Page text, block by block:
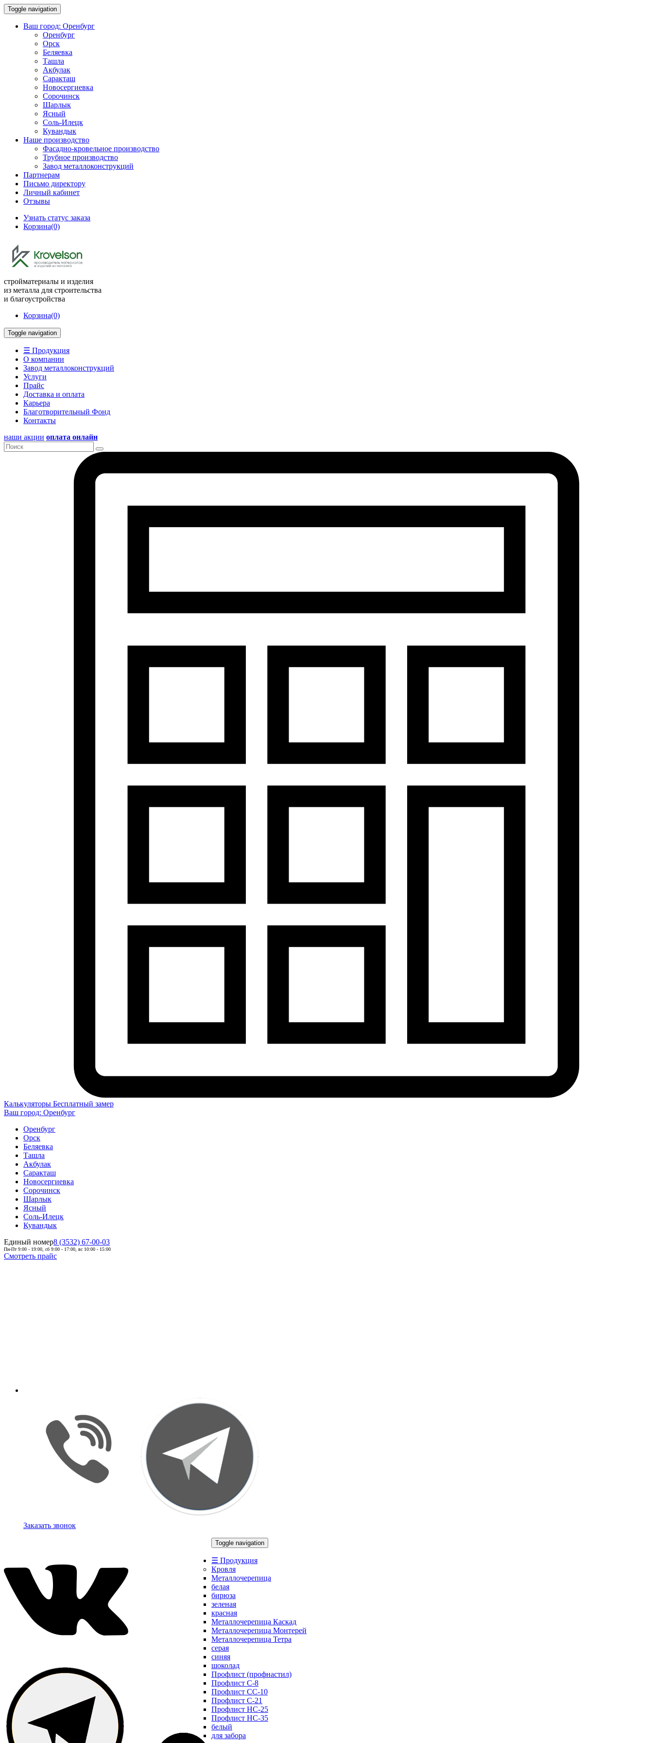
Toggle navigation
Ваш город: Оренбург
Оренбург
Орск
Беляевка
Ташла
Акбулак
Саракташ
Новосергиевка
Сорочинск
Шарлык
Ясный
Соль-Илецк
Кувандык
Наше производство
Фасадно-кровельное производство
Трубное производство
Завод металлоконструкций
Партнерам
Письмо директору
Личный кабинет
Отзывы
Узнать статус заказа
Корзина(0)
стройматериалы и изделия
из металла для строительства
и благоустройства
Корзина(0)
Toggle navigation
☰ Продукция
О компании
Завод металлоконструкций
Услуги
Прайс
Доставка и оплата
Карьера
Благотворительный Фонд
Контакты
наши акции оплата онлайн
Калькуляторы Бесплатный замер
Ваш город: Оренбург
Оренбург
Орск
Беляевка
Ташла
Акбулак
Саракташ
Новосергиевка
Сорочинск
Шарлык
Ясный
Соль-Илецк
Кувандык
Единый номер8 (3532) 67-00-03
Пн-Пт 9:00 - 19:00, сб 9:00 - 17:00, вс 10:00 - 15:00
Смотреть прайс
Заказать звонок
Toggle navigation
☰ Продукция
Кровля
Металлочерепица
белая
бирюза
зеленая
красная
Металлочерепица Каскад
Металлочерепица Монтерей
Металлочерепица Тетра
серая
синяя
шоколад
Профлист (профнастил)
Профлист С-8
Профлист СС-10
Профлист C-21
Профлист НС-25
Профлист НС-35
белый
для забора